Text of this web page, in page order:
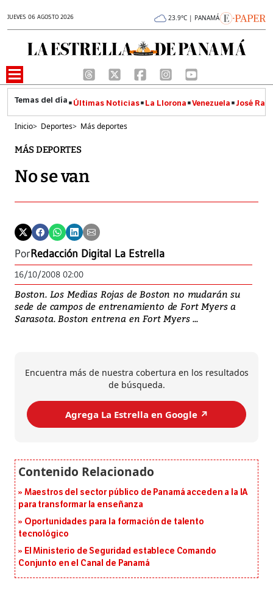
JUEVES 06 AGOSTO 2026 23.9°C | PANAMÁ
Últimas Noticias La Llorona Venezuela José
Inicio> Deportes> Más deportes
MÁS DEPORTES
No se van
PorRedacción Digital La Estrella
16/10/2008 02:00
Boston. Los Medias Rojas de Boston no mudarán su
sede de campos de entrenamiento de Fort Myers a
Sarasota. Boston entrena en Fort Myers ...
Encuentra más de nuestra cobertura en los resultados
de búsqueda.
Agrega La Estrella en Google ↗️
Maestros del sector público de Panamá acceden a la IA
para transformar la enseñanza
Oportunidades para la formación de talento
tecnológico
El Ministerio de Seguridad establece Comando
Conjunto en el Canal de Panamá